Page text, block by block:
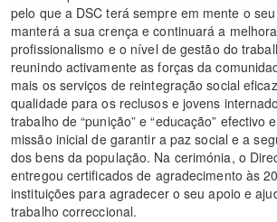
pelo que a DSC terá sempre em mente o
manterá a sua crença e continuará a
profissionalismo e o nível de gestão do
reunindo activamente as forças da
mais os serviços de reintegração social
qualidade para os reclusos e jovens
trabalho de “punição” e “educação” efectivo
missão inicial de garantir a paz social e a
dos bens da população. Na cerimónia, o
entregou certificados de agradecimento às
instituições para agradecer o seu apoio e
trabalho correccional.